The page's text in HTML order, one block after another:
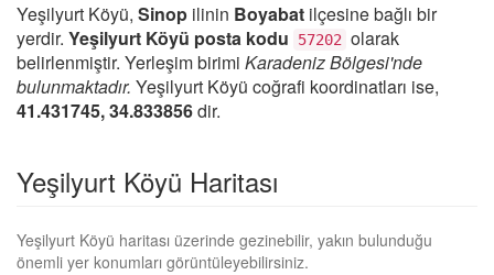
Yeşilyurt Köyü, Sinop ilinin Boyabat ilçesine bağlı bir
yerdir. Yeşilyurt Köyü posta kodu 57202 olarak
belirlenmiştir. Yerleşim birimi Karadeniz Bölgesi'nde
bulunmaktadır. Yeşilyurt Köyü coğrafi koordinatları ise,
41.431745, 34.833856dir.
Yeşilyurt Köyü Haritası
Yeşilyurt Köyü haritası üzerinde gezinebilir, yakın bulunduğu
önemli yer konumları görüntüleyebilirsiniz.